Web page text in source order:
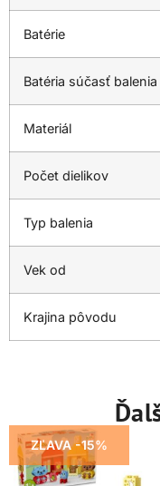
Batérie
Batéria súčasť balenia
Materiál
Počet dielikov
Typ balenia
Vek od
Krajina pôvodu
ZĽAVA -15%